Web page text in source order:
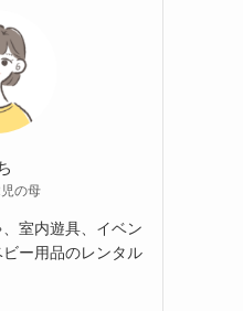
の母
室内遊具、イベン
ー用品のレンタル